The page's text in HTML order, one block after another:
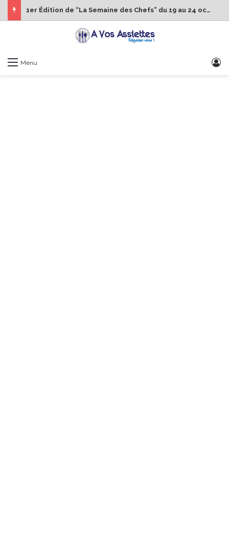
1er Édition de “La Semaine des Chefs” du 19 au 24 octobre 2026
Menu